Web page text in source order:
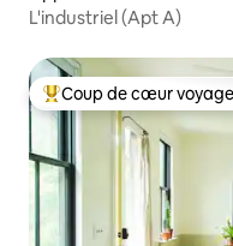
L'industriel (Apt A)
Coups de cœur
Coup de cœur